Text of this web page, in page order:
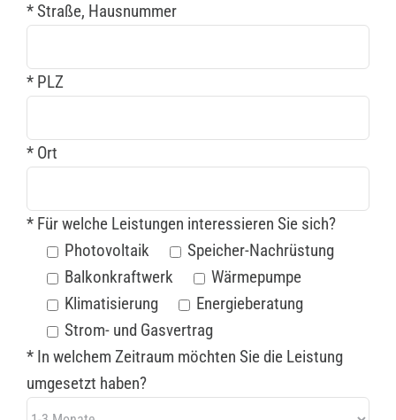
* Straße, Hausnummer
* PLZ
* Ort
* Für welche Leistungen interessieren Sie sich?
Photovoltaik
Speicher-Nachrüstung
Balkonkraftwerk
Wärmepumpe
Klimatisierung
Energieberatung
Strom- und Gasvertrag
* In welchem Zeitraum möchten Sie die Leistung
umgesetzt haben?